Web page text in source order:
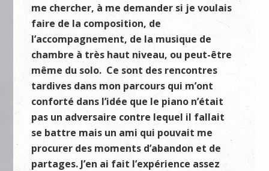
me chercher, à me demander si je voulais
faire de la composition, de
l’accompagnement, de la musique de
chambre à très haut niveau, ou peut-être
même du solo. Ce sont des rencontres
tardives dans mon parcours qui m’ont
conforté dans l’idée que le piano n’était
pas un adversaire contre lequel il fallait
se battre mais un ami qui pouvait me
procurer des moments d’abandon et de
partages. J’en ai fait l’expérience assez